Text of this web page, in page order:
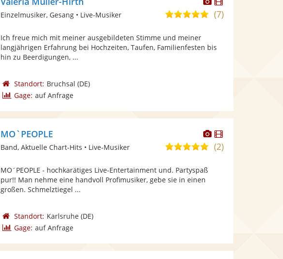
Künstler
stellt
bereit.
Künstler
5,0
Sternen
(7)
Einzelmusiker, Gesang • Live-Musiker
Ich freue mich mit meiner ausgebildeten Stimme und meiner
langjährigen Erfahrung bei Hochzeiten, Taufen, Familienfesten bis
hin zu Beerdigungen, ...
Standort: Bruchsal (DE)
Gage: auf Anfrage
Dieser
Künstler
stellt
Dieser
Künstler
MO`PEOPLE
5,0(2)
Band, Aktuelle Chart-Hits • Live-Musiker
MO´PEOPLE - hochkarätiges Live-Entertainment und. Partyspaß
pur!! Man nehme eine handvoll Profimusiker, gebe sie in einen
großen. Schmelztiegel ...
Standort: Karlsruhe(DE)
Gage: auf Anfrage